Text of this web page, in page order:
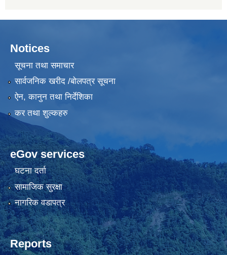
Notices
सूचना तथा समाचार
सार्वजनिक खरीद /बोलपत्र सूचना
ऐन, कानुन तथा निर्देशिका
कर तथा शुल्कहरु
eGov services
घटना दर्ता
सामाजिक सुरक्षा
नागरिक वडापत्र
Reports